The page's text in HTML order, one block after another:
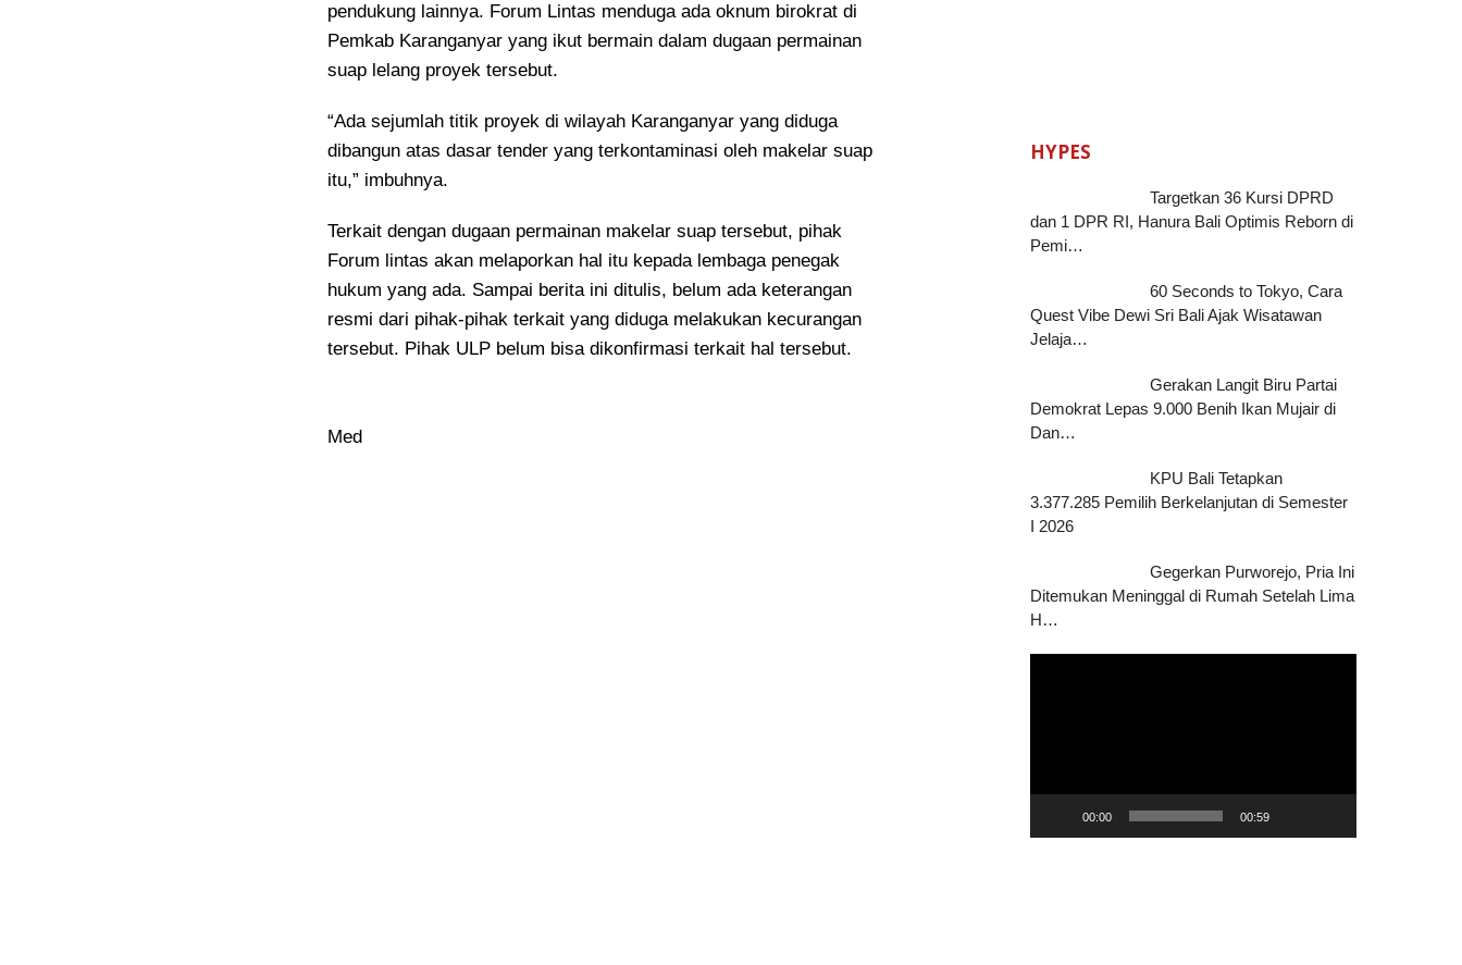
pendukung lainnya. Forum Lintas menduga ada oknum birokrat di
Pemkab Karanganyar yang ikut bermain dalam dugaan permainan
suap lelang proyek tersebut.
“Ada sejumlah titik proyek di wilayah Karanganyar yang diduga
dibangun atas dasar tender yang terkontaminasi oleh makelar suap
itu,” imbuhnya.
Terkait dengan dugaan permainan makelar suap tersebut, pihak
Forum lintas akan melaporkan hal itu kepada lembaga penegak
hukum yang ada. Sampai berita ini ditulis, belum ada keterangan
resmi dari pihak-pihak terkait yang diduga melakukan kecurangan
tersebut. Pihak ULP belum bisa dikonfirmasi terkait hal tersebut.
Med
HYPES
Targetkan 36 Kursi DPRD
dan 1 DPR RI, Hanura Bali Optimis Reborn di
Pemi…
60 Seconds to Tokyo, Cara
Quest Vibe Dewi Sri Bali Ajak Wisatawan
Jelaja…
Gerakan Langit Biru Partai
Demokrat Lepas 9.000 Benih Ikan Mujair di
Dan…
KPU Bali Tetapkan
3.377.285 Pemilih Berkelanjutan di Semester
I 2026
Gegerkan Purworejo, Pria Ini
Ditemukan Meninggal di Rumah Setelah Lima
H…
00:00 00:59